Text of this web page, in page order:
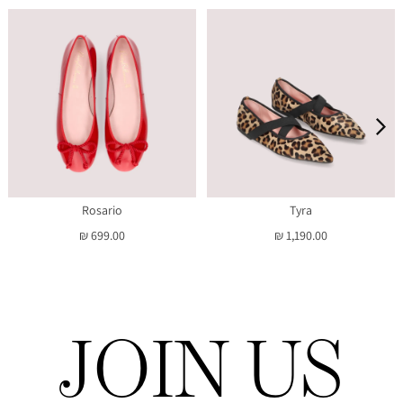
Rosario
₪ 699.00
Tyra
₪ 1,190.00
JOIN US